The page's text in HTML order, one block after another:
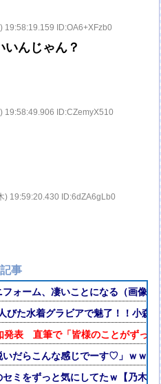
19:58:19.159 ID:OA6+XFzb0
いんじゃん？
19:58:49.906 ID:CZemyX510
) 19:59:20.430 ID:6dZA6gLb0
事
ォーム、凄いことになる（画像・
びた水着グラビアで魅了！！小森
発表 直筆で「皆様のことがずっと
いだらこんな感じでーす♡」ｗｗｗ
ミをずっと気にしてたｗ【乃木坂